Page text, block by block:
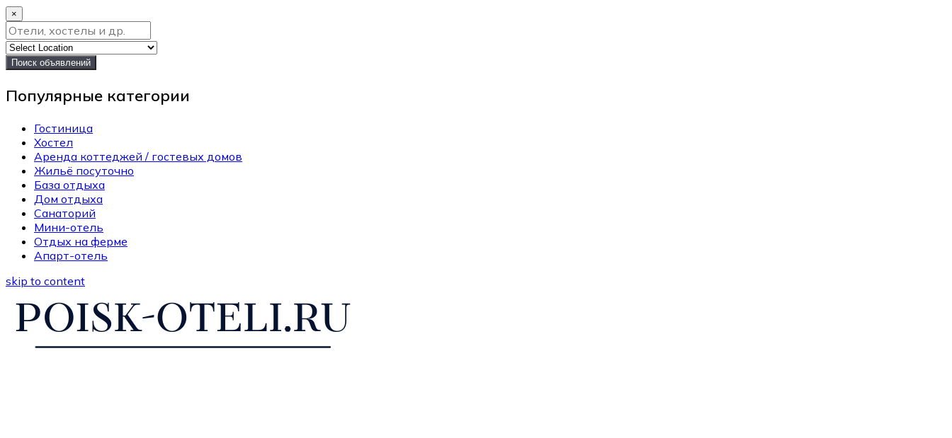
×
Поиск объявлений
Популярные категории
Гостиница
Хостел
Аренда коттеджей / гостевых домов
Жильё посуточно
База отдыха
Дом отдыха
Санаторий
Мини-отель
Отдых на ферме
Апарт-отель
skip to content